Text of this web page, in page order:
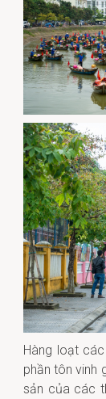
Hàng loạt
phần tôn vinh
sản của các